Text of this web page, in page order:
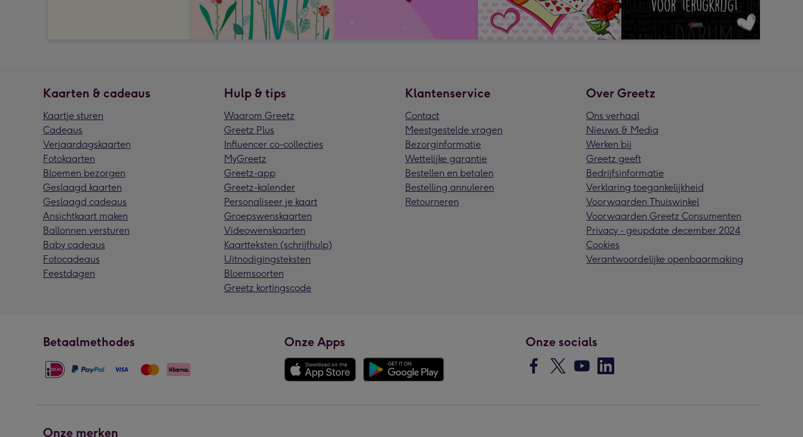
Kaarten & cadeaus
Kaartje sturen
Cadeaus
Verjaardagskaarten
Fotokaarten
Bloemen bezorgen
Geslaagd kaarten
Geslaagd cadeaus
Ansichtkaart maken
Ballonnen versturen
Baby cadeaus
Fotocadeaus
Feestdagen
Hulp & tips
Waarom Greetz
Greetz Plus
Influencer co-collecties
MyGreetz
Greetz-app
Greetz-kalender
Personaliseer je kaart
Groepswenskaarten
Videowenskaarten
Kaartteksten (schrijfhulp)
Uitnodigingsteksten
Bloemsoorten
Greetz kortingscode
Klantenservice
Contact
Meestgestelde vragen
Bezorginformatie
Wettelijke garantie
Bestellen en betalen
Bestelling annuleren
Retourneren
Over Greetz
Ons verhaal
Nieuws & Media
Werken bij
Greetz geeft
Bedrijfsinformatie
Verklaring toegankelijkheid
Voorwaarden Thuiswinkel
Voorwaarden Greetz Consumenten
Privacy - geupdate december 2024
Cookies
Verantwoordelijke openbaarmaking
Betaalmethodes Onze Apps Onze socials
Onze merken